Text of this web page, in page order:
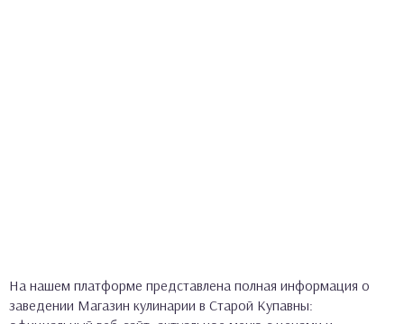
На нашем платформе представлена полная информация о
заведении Магазин кулинарии в Старой Купавны: